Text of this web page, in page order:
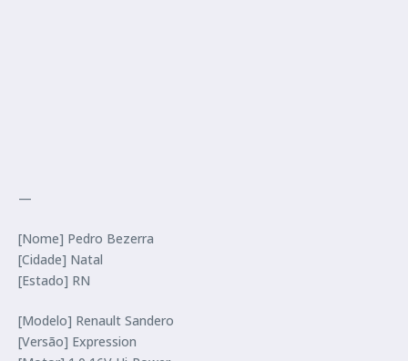
—
[Nome] Pedro Bezerra
[Cidade] Natal
[Estado] RN
[Modelo] Renault Sandero
[Versão] Expression